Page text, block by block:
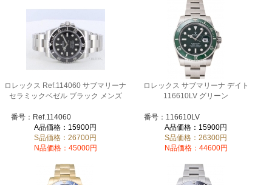
ロレックス Ref.114060 サブマリーナ
セラミックベゼル ブラック メンズ
番号：Ref.114060
A品価格：15900円
S品価格：26700円
N品価格：45000円
ロレックス サブマリーナ デイト
116610LV グリーン
番号：116610LV
A品価格：15900円
S品価格：26300円
N品価格：44600円